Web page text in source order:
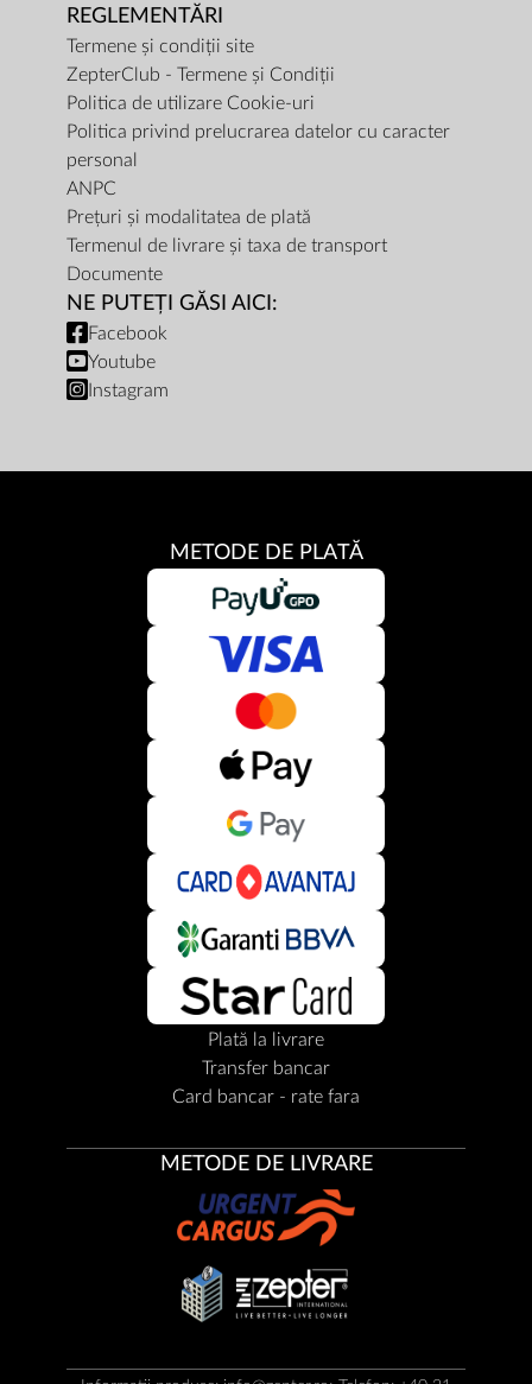
REGLEMENTĂRI
Termene și condiții site
ZepterClub - Termene și Condiții
Politica de utilizare Cookie-uri
Politica privind prelucrarea datelor cu caracter
personal
ANPC
Prețuri și modalitatea de plată
Termenul de livrare și taxa de transport
Documente
NE PUTEȚI GĂSI AICI:
Facebook
Youtube
Instagram
METODE DE PLATĂ
Plată la livrare
Transfer bancar
Card bancar - rate fara
METODE DE LIVRARE